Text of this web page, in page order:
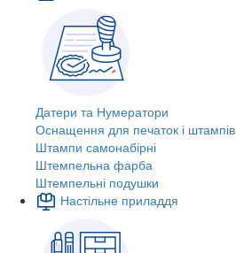
Датери та Нумератори
Оснащення для печаток і штампів
Штампи самонабірні
Штемпельна фарба
Штемпельні подушки
Настільне приладдя